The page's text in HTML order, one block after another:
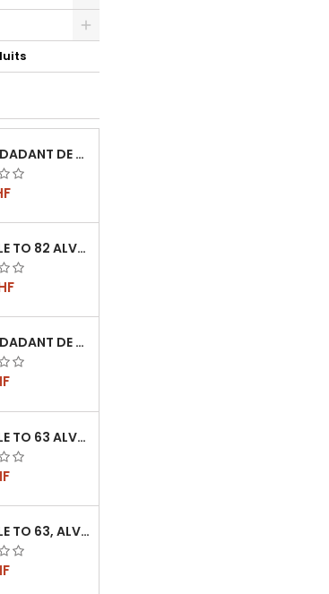
CADRE DADANT DE CORPS FILÉ VERTICAL
CAPSULE TO 82 ALVÉOLES
CADRE DADANT DE HAUSSE FILÉ VERTICAL
CAPSULE TO 63 ALVÉOLES
CAPSULE TO 63, ALVÉOLES ABEILLES, L'UNITÉ